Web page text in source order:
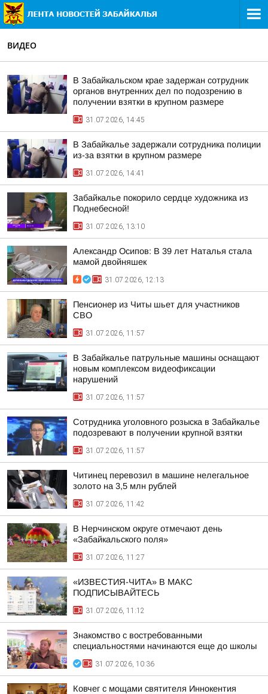
ВИДЕО
В Забайкальском крае задержан сотрудник
органов внутренних дел по подозрению в
получении взятки в крупном размере
31.07.2026, 14:45
В Забайкалье задержали сотрудника полиции
из-за взятки в крупном размере
31.07.2026, 14:41
Забайкалье покорило сердце художника из
Поднебесной!
31.07.2026, 13:10
Александр Осипов: В 39 лет Наталья стала
мамой двойняшек
31.07.2026, 12:13
Пенсионер из Читы шьет для участников
СВО
31.07.2026, 11:57
В Забайкалье патрульные машины оснащают
новым комплексом видеофиксации
нарушений
31.07.2026, 11:57
Сотрудника уголовного розыска в Забайкалье
подозревают в получении крупной взятки
31.07.2026, 11:57
Читинец перевозил в машине нелегальное
золото на 3,5 млн рублей
31.07.2026, 11:42
В Нерчинском округе отмечают день
«Забайкальского поля»
31.07.2026, 11:27
«ИЗВЕСТИЯ-ЧИТА» В МАКС
ПОДПИСЫВАЙТЕСЬ
31.07.2026, 11:12
Знакомство с востребованными
специальностями начинаются еще до школы
31.07.2026, 10:36
Ковчег с мощами святителя Иннокентия